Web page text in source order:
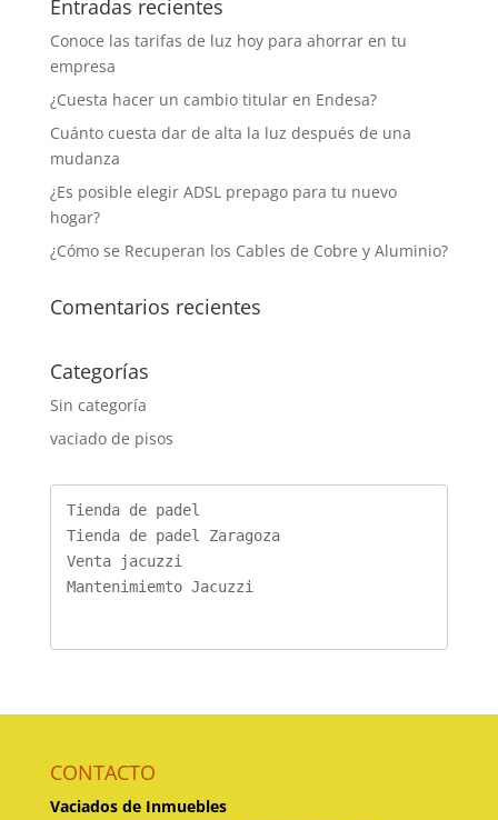
Entradas recientes
Conoce las tarifas de luz hoy para ahorrar en tu
empresa
¿Cuesta hacer un cambio titular en Endesa?
Cuánto cuesta dar de alta la luz después de una
mudanza
¿Es posible elegir ADSL prepago para tu nuevo
hogar?
¿Cómo se Recuperan los Cables de Cobre y Aluminio?
Comentarios recientes
Categorías
Sin categoría
vaciado de pisos
Tienda de padel
Tienda de padel Zaragoza
Venta jacuzzi
Mantenimiemto Jacuzzi
CONTACTO
Vaciados de Inmuebles